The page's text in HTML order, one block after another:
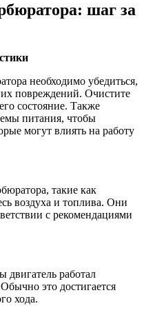
шаг за
необходимо убедиться,
повреждений. Очистите
состояние. Также
питания, чтобы
могут влиять на работу
такие как
воздуха и топлива. Они
с рекомендациями
двигатель работал
это достигается
хода.